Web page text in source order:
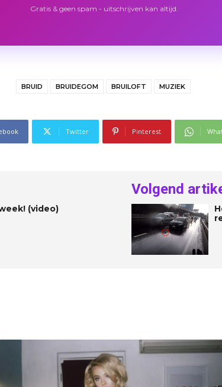
Gratis & geen spam - uitschrijven kan altijd.
BRUID BRUIDEGOM BRUILOFT MUZIEK
Twitter Pinterest
(video)
Volgend